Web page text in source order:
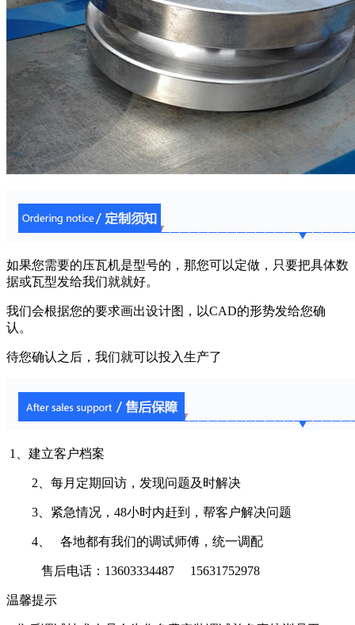
如果您需要的压瓦机是型号的，那您可以定做，只要把具体数
据或瓦型发给我们就就好。
我们会根据您的要求画出设计图，以CAD的形势发给您确
认。
待您确认之后，我们就可以投入生产了
1、建立客户档案
2、每月定期回访，发现问题及时解决
3、紧急情况，48小时内赶到，帮客户解决问题
4、 各地都有我们的调试师傅，统一调配
售后电话：13603334487 15631752978
温馨提示